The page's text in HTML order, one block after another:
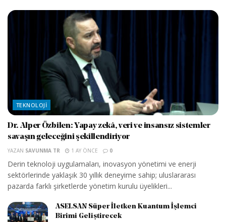
TEKNOLOJI
Dr. Alper Özbilen: Yapay zekâ, veri ve insansız sistemler
savaşın geleceğini şekillendiriyor
YAZAN SAVUNMA TR 1 AY ÖNCE 0
Derin teknoloji uygulamaları, inovasyon yönetimi ve enerji
sektörlerinde yaklaşık 30 yıllık deneyime sahip; uluslararası
pazarda farklı şirketlerde yönetim kurulu üyelikleri...
ASELSAN Süper İletken Kuantum İşlemci
Birimi Geliştirecek